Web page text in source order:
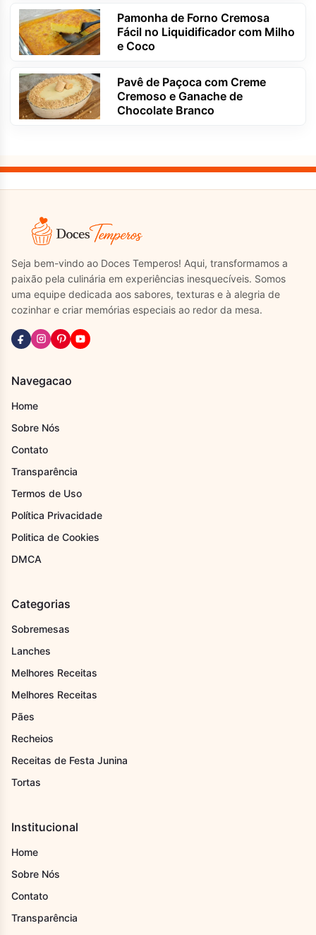
Pamonha de Forno Cremosa
Fácil no Liquidificador com Milho
e Coco
Pavê de Paçoca com Creme
Cremoso e Ganache de
Chocolate Branco
Seja bem-vindo ao Doces Temperos! Aqui, transformamos a
paixão pela culinária em experiências inesquecíveis. Somos
uma equipe dedicada aos sabores, texturas e à alegria de
cozinhar e criar memórias especiais ao redor da mesa.
Navegacao
Home
Sobre Nós
Contato
Transparência
Termos de Uso
Política Privacidade
Politica de Cookies
DMCA
Categorias
Sobremesas
Lanches
Melhores Receitas
Melhores Receitas
Pães
Recheios
Receitas de Festa Junina
Tortas
Institucional
Home
Sobre Nós
Contato
Transparência